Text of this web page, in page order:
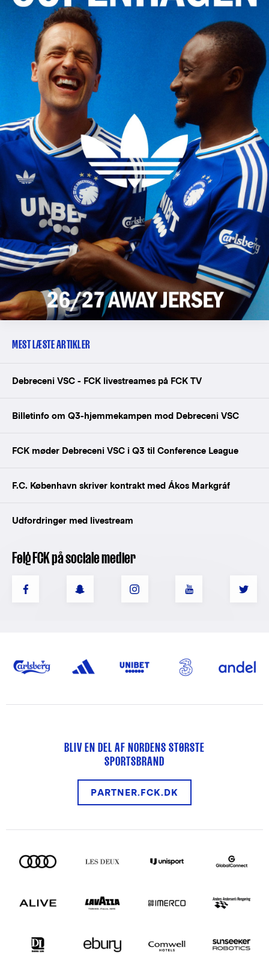
MEST LÆSTE ARTIKLER
Debreceni VSC - FCK livestreames på FCK TV
Billetinfo om Q3-hjemmekampen mod Debreceni VSC
FCK møder Debreceni VSC i Q3 til Conference League
F.C. København skriver kontrakt med Ákos Markgráf
Udfordringer med livestream
Følg FCK på sociale medier
BLIV EN DEL AF NORDENS STØRSTE
SPORTSBRAND
PARTNER.FCK.DK